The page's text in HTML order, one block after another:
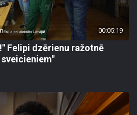
00:05:19
Felipi dzērienu ražotnē